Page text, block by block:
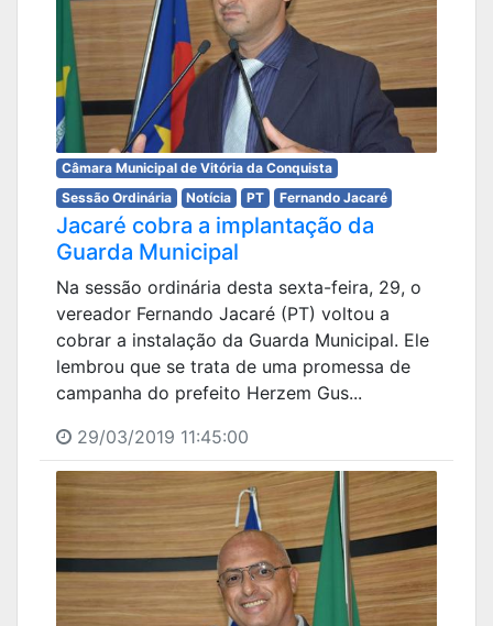
Câmara Municipal de Vitória da Conquista
Sessão Ordinária
Notícia PT Fernando Jacaré
Jacaré cobra a implantação da
Guarda Municipal
Na sessão ordinária desta sexta-feira, 29, o
vereador Fernando Jacaré (PT) voltou a
cobrar a instalação da Guarda Municipal. Ele
lembrou que se trata de uma promessa de
campanha do prefeito Herzem Gus...
29/03/2019 11:45:00